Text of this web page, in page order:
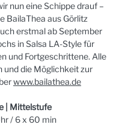
nun eine Schippe drauf –
BailaThea aus Görlitz
erstmal ab September
in Salsa LA-Style für
und Fortgeschrittene. Alle
und die Möglichkeit zur
www.bailathea.de
| Mittelstufe
/ 6 x 60 min